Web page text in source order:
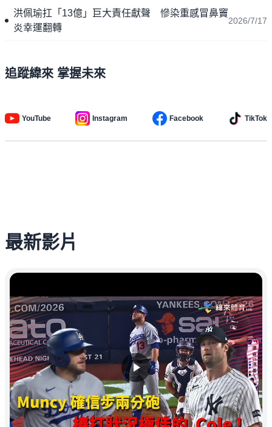
洪佩瑜扛「13億」巨大責任獻聲 慘染重感冒鼻竇
炎幸運翻轉
2026/7/17
追蹤緯來 掌握未來
YouTube Instagram Facebook TikTok
最新影片